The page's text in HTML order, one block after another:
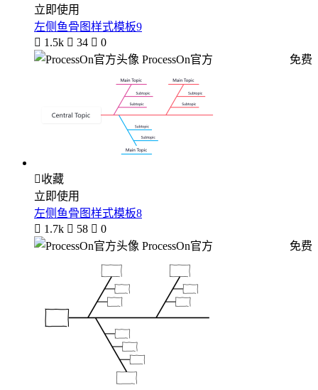
立即使用
左侧鱼骨图样式模板9
 1.5k  34  0
ProcessOn官方
免费
收藏
立即使用
左侧鱼骨图样式模板8
 1.7k  58  0
ProcessOn官方
免费